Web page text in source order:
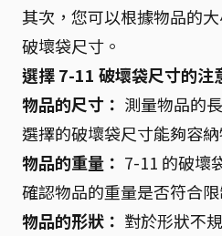
其次，您可以根據物品的
破壞袋尺寸。
選擇 7-11 破壞袋尺寸的注
物品的尺寸： 測量物品的
選擇的破壞袋尺寸能夠容納
物品的重量： 7-11 的破壞
確認物品的重量是否符合限
物品的形狀： 對於形狀不